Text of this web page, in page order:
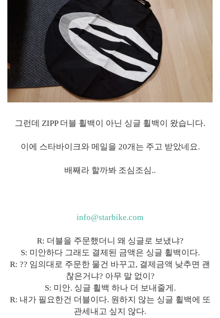
그런데 ZIPP 더블 휠백이 아닌 싱글 휠백이 왔습니다.
이에 스타바이크와 메일을 20개는 주고 받았네요.
배째라 할까봐 조심조심..
info@starbike.com
R: 더블을 주문했더니 왜 싱글로 보냈냐?
S: 미안하다 그래도 결제된 금액은 싱글 휠백이다.
R: ?? 임의대로 주문한 물건 바꾸고, 결제금액 낮추면 괜
찮은거냐? 아무 말 없이?
S: 미안. 싱글 휠백 하나 더 보내줄게.
R: 내가 필요한건 더블이다. 원하지 않는 싱글 휠백에 또
관세내고 싶지 않다.